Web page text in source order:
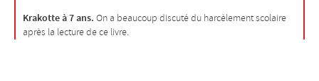
Krakotte à 7 ans. On a beaucoup discuté du harcèlement scolaire
après la lecture de ce livre.